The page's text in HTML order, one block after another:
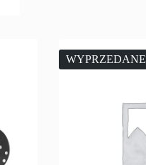
WYPRZEDANE